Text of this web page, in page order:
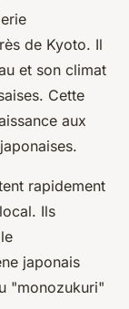
de Kyoto. Il
et son climat
Cette
aux
rapidement
Ils
japonais
"monozukuri"